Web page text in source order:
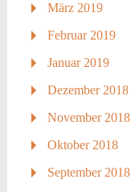
März 2019
Februar 2019
Januar 2019
Dezember 2018
November 2018
Oktober 2018
September 2018